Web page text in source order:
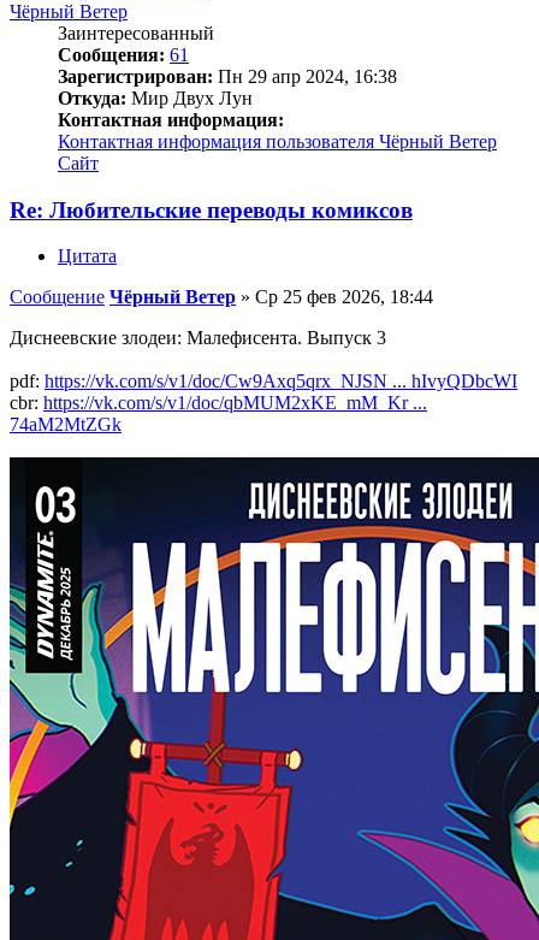
Чёрный Ветер
Заинтересованный
Сообщения: 61
Зарегистрирован: Пн 29 апр 2024, 16:38
Откуда: Мир Двух Лун
Контактная информация:
Контактная информация пользователя Чёрный Ветер
Сайт
Re: Любительские переводы комиксов
Цитата
Сообщение Чёрный Ветер » Ср 25 фев 2026, 18:44
Диснеевские злодеи: Малефисента. Выпуск 3
pdf: https://vk.com/s/v1/doc/Cw9Axq5qrx_NJSN ... hIvyQDbcWI
cbr: https://vk.com/s/v1/doc/qbMUM2xKE_mM_Kr ...
74aM2MtZGk